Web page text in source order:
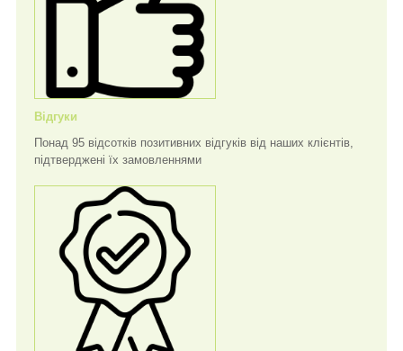
Відгуки
Понад 95 відсотків позитивних відгуків від наших клієнтів,
підтверджені їх замовленнями